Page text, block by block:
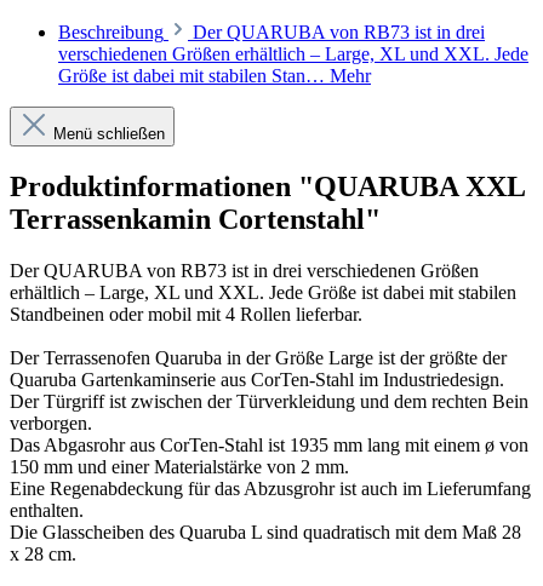
Beschreibung
Der QUARUBA von RB73 ist in drei
verschiedenen Größen erhältlich – Large, XL und XXL. Jede
Größe ist dabei mit stabilen Stan… Mehr
Menü schließen
Produktinformationen "QUARUBA XXL
Terrassenkamin Cortenstahl"
Der QUARUBA von RB73 ist in drei verschiedenen Größen
erhältlich – Large, XL und XXL. Jede Größe ist dabei mit stabilen
Standbeinen oder mobil mit 4 Rollen lieferbar.
Der Terrassenofen Quaruba in der Größe Large ist der größte der
Quaruba Gartenkaminserie aus CorTen-Stahl im Industriedesign.
Der Türgriff ist zwischen der Türverkleidung und dem rechten Bein
verborgen.
Das Abgasrohr aus CorTen-Stahl ist 1935 mm lang mit einem ø von
150 mm und einer Materialstärke von 2 mm.
Eine Regenabdeckung für das Abzusgrohr ist auch im Lieferumfang
enthalten.
Die Glasscheiben des Quaruba L sind quadratisch mit dem Maß 28
x 28 cm.